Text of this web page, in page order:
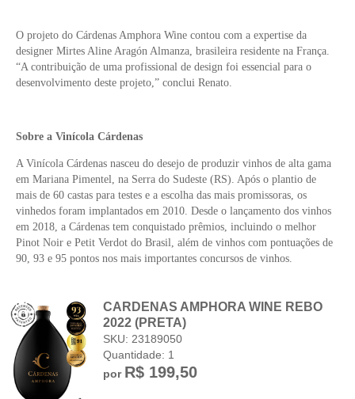
O projeto do Cárdenas Amphora Wine contou com a expertise da
designer Mirtes Aline Aragón Almanza, brasileira residente na França.
“A contribuição de uma profissional de design foi essencial para o
desenvolvimento deste projeto,” conclui Renato.
Sobre a Vinícola Cárdenas
A Vinícola Cárdenas nasceu do desejo de produzir vinhos de alta gama
em Mariana Pimentel, na Serra do Sudeste (RS). Após o plantio de
mais de 60 castas para testes e a escolha das mais promissoras, os
vinhedos foram implantados em 2010. Desde o lançamento dos vinhos
em 2018, a Cárdenas tem conquistado prêmios, incluindo o melhor
Pinot Noir e Petit Verdot do Brasil, além de vinhos com pontuações de
90, 93 e 95 pontos nos mais importantes concursos de vinhos.
CARDENAS AMPHORA WINE REBO
2022 (PRETA)
SKU: 23189050
Quantidade: 1
por R$ 199,50